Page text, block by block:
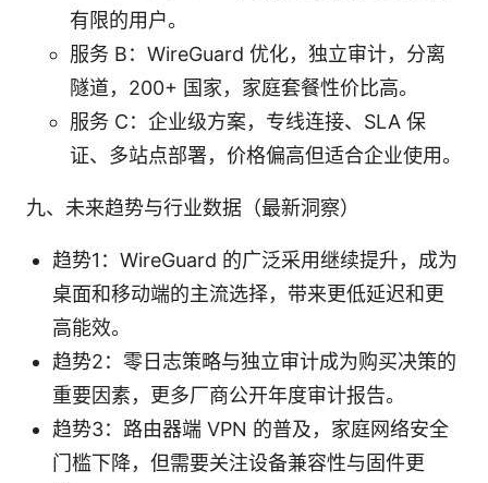
有限的用户。
服务 B：WireGuard 优化，独立审计，分离
隧道，200+ 国家，家庭套餐性价比高。
服务 C：企业级方案，专线连接、SLA 保
证、多站点部署，价格偏高但适合企业使用。
九、未来趋势与行业数据（最新洞察）
趋势1：WireGuard 的广泛采用继续提升，成为
桌面和移动端的主流选择，带来更低延迟和更
高能效。
趋势2：零日志策略与独立审计成为购买决策的
重要因素，更多厂商公开年度审计报告。
趋势3：路由器端 VPN 的普及，家庭网络安全
门槛下降，但需要关注设备兼容性与固件更